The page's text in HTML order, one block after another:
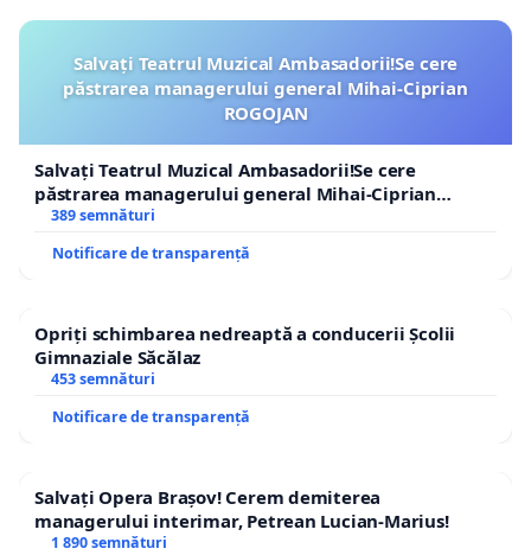
Salvați Teatrul Muzical Ambasadorii!Se cere
păstrarea managerului general Mihai-Ciprian
ROGOJAN
Salvați Teatrul Muzical Ambasadorii!Se cere
păstrarea managerului general Mihai-Ciprian
ROGOJAN
389 semnături
Notificare de transparență
Opriți schimbarea nedreaptă a conducerii Școlii
Gimnaziale Săcălaz
453 semnături
Notificare de transparență
Salvați Opera Brașov! Cerem demiterea
managerului interimar, Petrean Lucian-Marius!
1 890 semnături